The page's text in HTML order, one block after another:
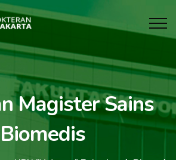
Magister Sains
Biomedis